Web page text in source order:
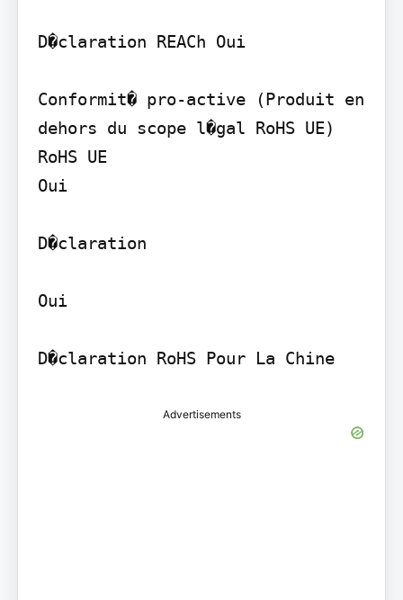
D�claration REACh Oui
Conformit� pro-active (Produit en
dehors du scope l�gal RoHS UE)
RoHS UE
Oui
D�claration
Oui
D�claration RoHS Pour La Chine
Advertisements